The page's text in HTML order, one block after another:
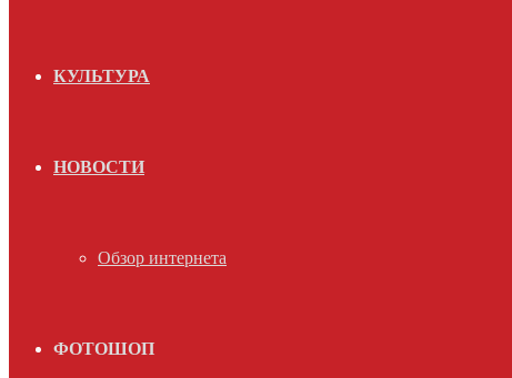
КУЛЬТУРА
НОВОСТИ
Обзор интернета
ФОТОШОП